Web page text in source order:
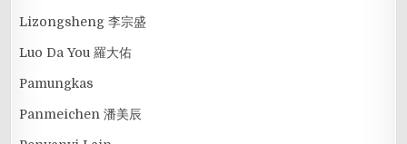
Lizongsheng 李宗盛
Luo Da You 羅大佑
Pamungkas
Panmeichen 潘美辰